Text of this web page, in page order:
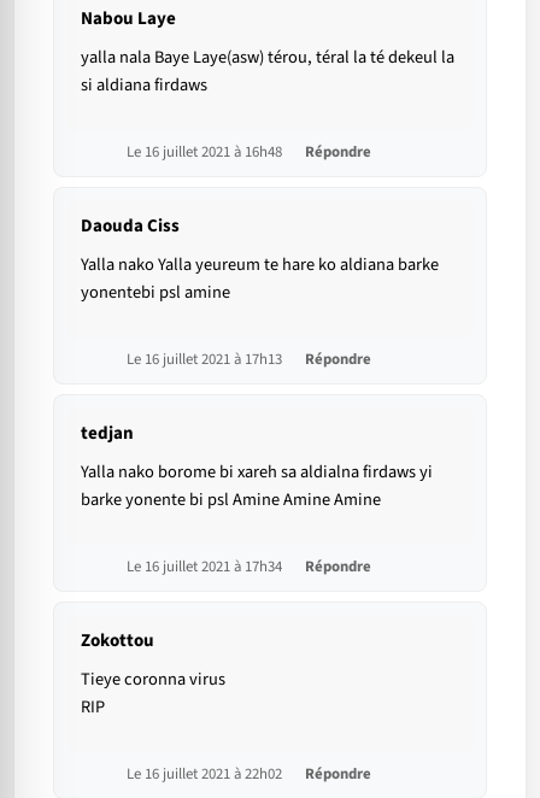
Nabou Laye
yalla nala Baye Laye(asw) térou, téral la té dekeul la
si aldiana firdaws
Le 16 juillet 2021 à 16h48 Répondre
Daouda Ciss
Yalla nako Yalla yeureum te hare ko aldiana barke
yonentebi psl amine
Le 16 juillet 2021 à 17h13 Répondre
tedjan
Yalla nako borome bi xareh sa aldialna firdaws yi
barke yonente bi psl Amine Amine Amine
Le 16 juillet 2021 à 17h34 Répondre
Zokottou
Tieye coronna virus
RIP
Le 16 juillet 2021 à 22h02 Répondre